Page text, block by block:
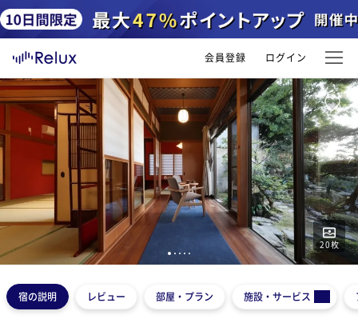
会員登録 ログイン
20枚
1 2 3 4 5
宿の説明 レビュー 部屋・プラン 施設・サービス